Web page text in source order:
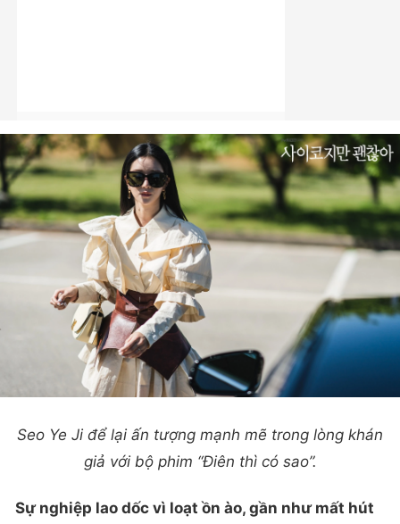
Seo Ye Ji để lại ấn tượng mạnh mẽ trong lòng khán
giả với bộ phim “Điên thì có sao”.
Sự nghiệp lao dốc vì loạt ồn ào, gần như mất hút